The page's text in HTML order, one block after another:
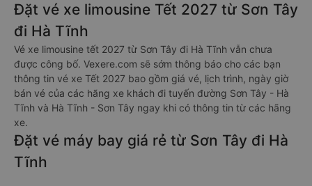
Đặt vé xe limousine Tết 2027 từ Sơn Tây
đi Hà Tĩnh
Vé xe limousine tết 2027 từ Sơn Tây đi Hà Tĩnh vẫn chưa
được công bố. Vexere.com sẽ sớm thông báo cho các bạn
thông tin vé xe Tết 2027 bao gồm giá vé, lịch trình, ngày giờ
bán vé của các hãng xe khách đi tuyến đường Sơn Tây - Hà
Tĩnh và Hà Tĩnh - Sơn Tây ngay khi có thông tin từ các hãng
xe.
Đặt vé máy bay giá rẻ từ Sơn Tây đi Hà
Tĩnh